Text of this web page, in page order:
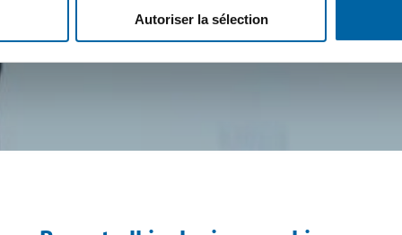
Autoriser la sélection